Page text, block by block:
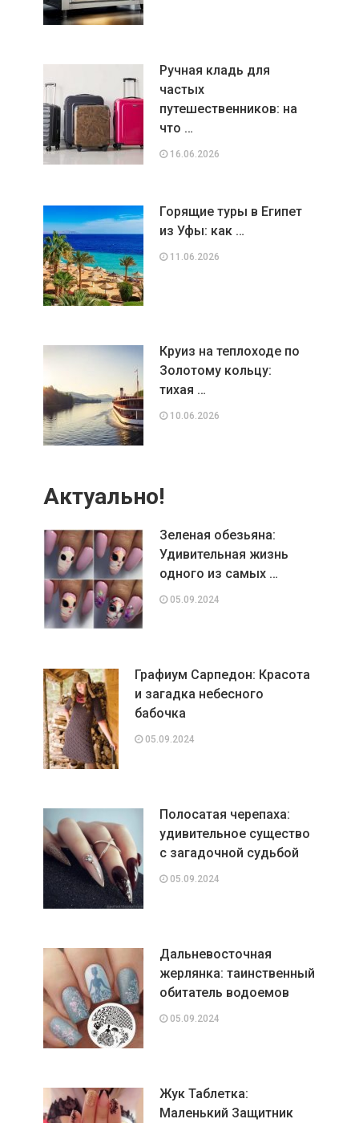
Ручная кладь для
частых
путешественников: на
что …
16.06.2026
Горящие туры в Египет
из Уфы: как …
11.06.2026
Круиз на теплоходе по
Золотому кольцу:
тихая …
10.06.2026
Актуально!
Зеленая обезьяна:
Удивительная жизнь
одного из самых …
05.09.2024
Графиум Сарпедон: Красота
и загадка небесного
бабочка
05.09.2024
Полосатая черепаха:
удивительное существо
с загадочной судьбой
05.09.2024
Дальневосточная
жерлянка: таинственный
обитатель водоемов
05.09.2024
Жук Таблетка:
Маленький Защитник